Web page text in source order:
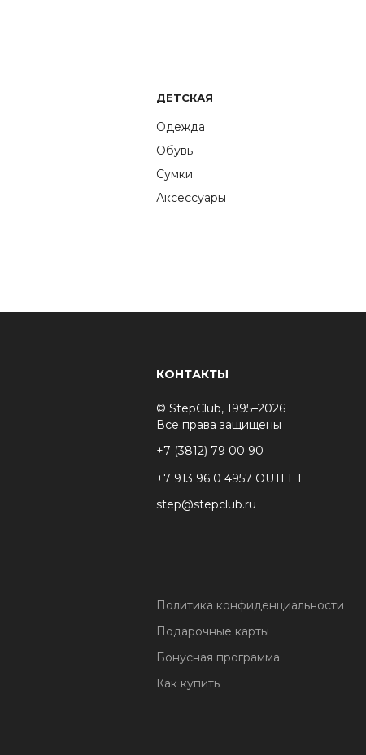
ДЕТСКАЯ
Одежда
Обувь
Сумки
Аксессуары
КОНТАКТЫ
© StepClub, 1995–2026
Все права защищены
+7 (3812) 79 00 90
+7 913 96 0 4957 OUTLET
step@stepclub.ru
Политика конфиденциальности
Подарочные карты
Бонусная программа
Как купить